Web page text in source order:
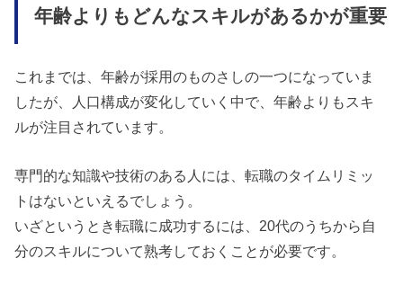
年齢よりもどんなスキルがあるかが重要
これまでは、年齢が採用のものさしの一つになっていま
したが、人口構成が変化していく中で、年齢よりもスキ
ルが注目されています。
専門的な知識や技術のある人には、転職のタイムリミッ
トはないといえるでしょう。
いざというとき転職に成功するには、20代のうちから自
分のスキルについて熟考しておくことが必要です。